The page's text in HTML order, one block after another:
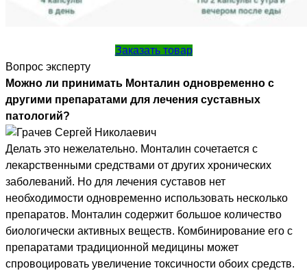
Заказать товар
Вопрос эксперту
Можно ли принимать Монталин одновременно с
другими препаратами для лечения суставных
патологий?
Делать это нежелательно. Монталин сочетается с
лекарственными средствами от других хронических
заболеваний. Но для лечения суставов нет
необходимости одновременно использовать несколько
препаратов. Монталин содержит большое количество
биологически активных веществ. Комбинирование его с
препаратами традиционной медицины может
спровоцировать увеличение токсичности обоих средств.